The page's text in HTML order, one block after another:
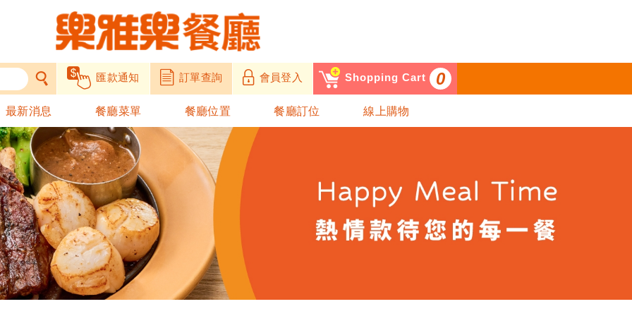
匯款通知 訂單查詢 會員登入 Shopping Cart 0
最新消息 餐廳菜單 餐廳位置 餐廳訂位 線上購物